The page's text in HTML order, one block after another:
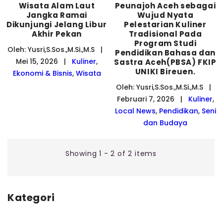
Kategori
Wisata Alam Laut
Jangka Ramai
Dikunjungi Jelang Libur
Akhir Pekan
Oleh: Yusri,S.Sos.,M.Si.,M.S |
Mei 15, 2026 | Kuliner,
Ekonomi & Bisnis, Wisata
Peunajoh Aceh sebagai
Wujud Nyata
Pelestarian Kuliner
Tradisional Pada
Program Studi
Pendidikan Bahasa dan
Sastra Aceh(PBSA) FKIP
UNIKI Bireuen.
Oleh: Yusri,S.Sos.,M.Si.,M.S |
Februari 7, 2026 | Kuliner,
Local News, Pendidikan, Seni
dan Budaya
Showing 1 - 2 of 2 items